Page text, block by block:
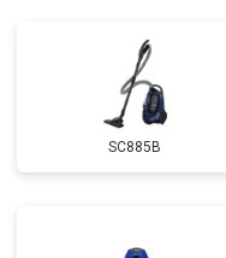
SC885B